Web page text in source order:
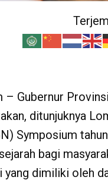
– Gubernur
ditunjuknya
Symposium
bagi
dimiliki oleh